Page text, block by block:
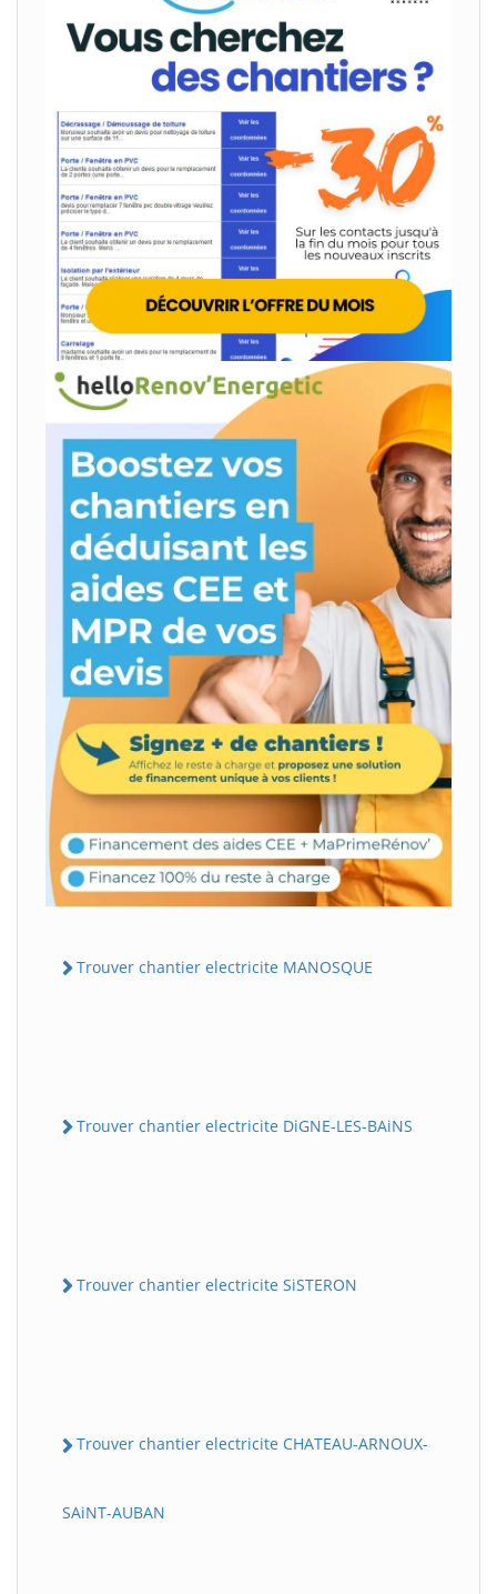
Trouver chantier electricite MANOSQUE
Trouver chantier electricite DiGNE-LES-BAiNS
Trouver chantier electricite SiSTERON
Trouver chantier electricite CHATEAU-ARNOUX-
SAiNT-AUBAN